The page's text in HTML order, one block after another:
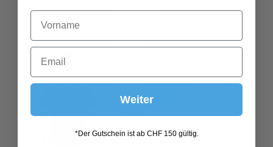
59,00 CHF*
XL XXL XXXL
Weiter
*Der Gutschein ist ab CHF 150 gültig.